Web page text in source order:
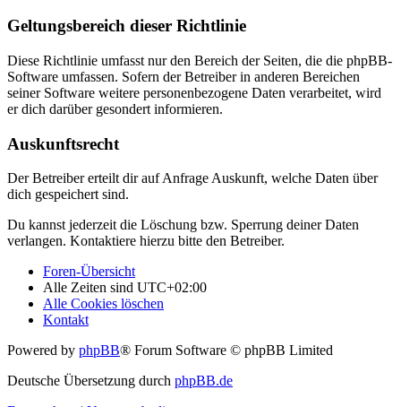
Geltungsbereich dieser Richtlinie
Diese Richtlinie umfasst nur den Bereich der Seiten, die die phpBB-
Software umfassen. Sofern der Betreiber in anderen Bereichen
seiner Software weitere personenbezogene Daten verarbeitet, wird
er dich darüber gesondert informieren.
Auskunftsrecht
Der Betreiber erteilt dir auf Anfrage Auskunft, welche Daten über
dich gespeichert sind.
Du kannst jederzeit die Löschung bzw. Sperrung deiner Daten
verlangen. Kontaktiere hierzu bitte den Betreiber.
Foren-Übersicht
Alle Zeiten sind UTC+02:00
Alle Cookies löschen
Kontakt
Powered by phpBB® Forum Software © phpBB Limited
Deutsche Übersetzung durch phpBB.de